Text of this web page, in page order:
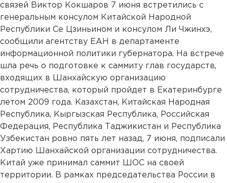
связей Виктор Кокшаров 7 июня встретились с
генеральным консулом Китайской Народной
Республики Се Цзиньином и консулом Ли Чжинхэ,
сообщили агентству ЕАН в департаменте
информационной политики губернатора. На встрече
шла речь о подготовке к саммиту глав государств,
входящих в Шанхайскую организацию
сотрудничества, который пройдет в Екатеринбурге
летом 2009 года. Казахстан, Китайская Народная
Республика, Кыргызская Республика, Российская
Федерация, Республика Таджикистан и Республика
Узбекистан ровно пять лет назад, 7 июня, подписали
Хартию Шанхайской организации сотрудничества.
Китай уже принимал саммит ШОС на своей
территории. В рамках председательства России в